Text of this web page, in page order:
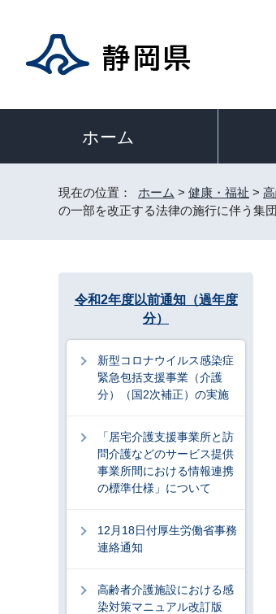
ホーム
現在の位置： ホーム > 健康・福祉 >
の一部を改正する法律の施行に伴う集
令和2年度以前通知（過年度
分）
新型コロナウイルス感染症
緊急包括支援事業（介護
分）（国2次補正）の実施
「居宅介護支援事業所と訪
問介護などのサービス提供
事業所間における情報連携
の標準仕様」について
12月18日付厚生労働省事務
連絡通知
高齢者介護施設における感
染対策マニュアル改訂版